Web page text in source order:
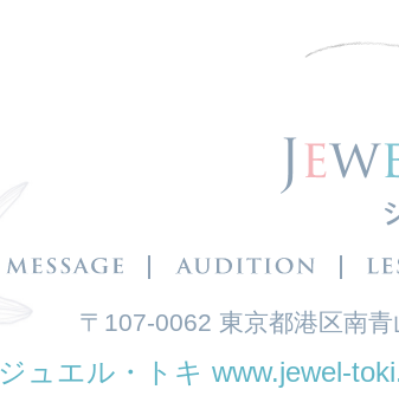
〒107-0062 東京都港区南
ジュエル・トキ www.jewel-